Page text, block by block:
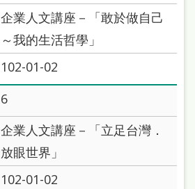
企業人文講座－「敢於做自己
～我的生活哲學」
102-01-02
6
企業人文講座－「立足台灣．
放眼世界」
102-01-02